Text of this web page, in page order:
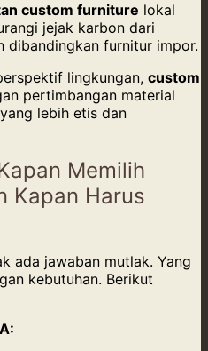
custom furniture lokal
jejak karbon dari
dibandingkan furnitur impor.
lingkungan, custom
pertimbangan material
lebih etis dan
Memilih
Kapan Harus
ada jawaban mutlak. Yang
kebutuhan. Berikut